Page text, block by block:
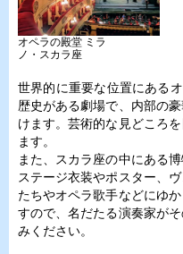
オペラの殿堂 ミラ
ノ・スカラ座
世界的に重要な位置にある
歴史がある劇場で、内部の
けます。芸術的な見どころ
ます。
また、スカラ座の中にある
ステージ衣装やポスター、
たちやオペラ歌手などにゆ
すので、名だたる演奏家が
みください。